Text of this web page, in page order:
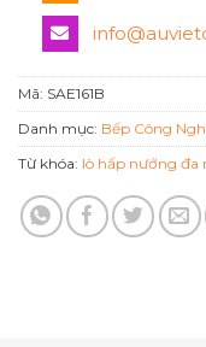
Mã: SAE161B
Danh mục: Bếp Công
Từ khóa: lò hấp nướng đa